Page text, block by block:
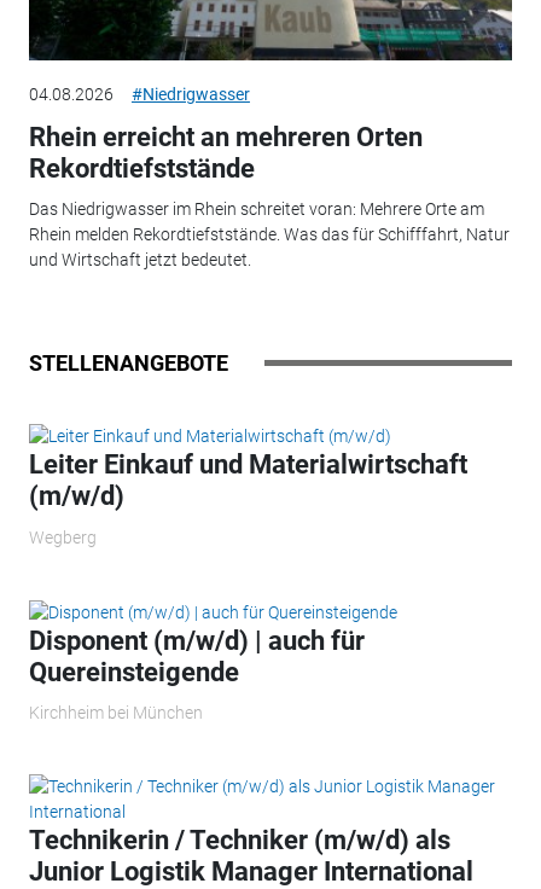
04.08.2026 #Niedrigwasser
Rhein erreicht an mehreren Orten
Rekordtiefststände
Das Niedrigwasser im Rhein schreitet voran: Mehrere Orte am
Rhein melden Rekordtiefststände. Was das für Schifffahrt, Natur
und Wirtschaft jetzt bedeutet.
STELLENANGEBOTE
Leiter Einkauf und Materialwirtschaft
(m/w/d)
Wegberg
Disponent (m/w/d) | auch für
Quereinsteigende
Kirchheim bei München
Technikerin / Techniker (m/w/d) als
Junior Logistik Manager International